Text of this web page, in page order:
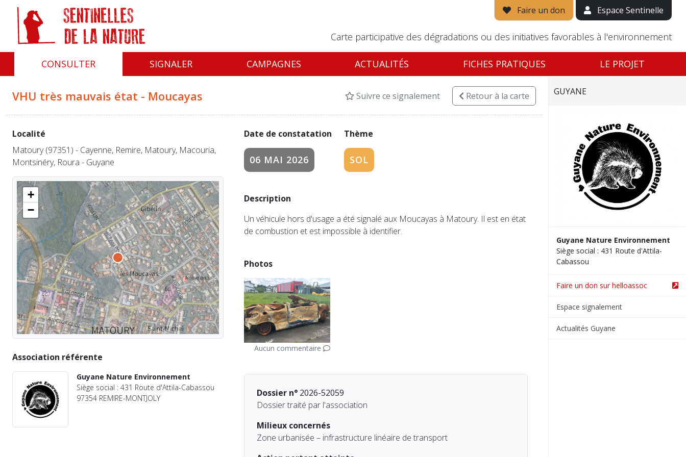
Faire un don Espace Sentinelle
Carte participative des dégradations ou des initiatives favorables à l'environnement
CONSULTER SIGNALER CAMPAGNES ACTUALITÉS FICHES PRATIQUES LE PROJET
VHU très mauvais état - Moucayas Suivre ce signalement Retourà la carte
Date de constatation
06 MAI 2026
Thème
SOL
Description
Un véhicule hors d'usage a été signalé aux Moucayas à Matoury. Il est en état
de combustion et est impossible à identifier.
Photos
Aucun commentaire
Dossier n°2026-52059
Dossier traité par l'association
Milieux concernés
Zone urbanisée – infrastructure linéaire de transport
Localité
Matoury (97351) - Cayenne, Remire, Matoury, Macouria,
Montsinéry, Roura - Guyane
+
−
Association référente
Guyane Nature Environnement
Siège social : 431 Route d'Attila-Cabassou
97354 REMIRE-MONTJOLY
GUYANE
Guyane Nature Environnement
Siège social : 431 Route d'Attila-
Cabassou
Faire un don sur helloassoc
Espace signalement
Actualités Guyane
Panneau de gestion des cookies